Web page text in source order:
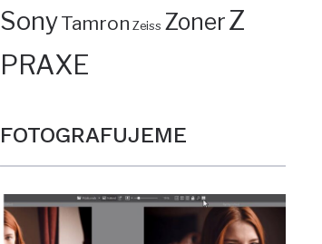
SonyTamron Zeiss ZonerZ
PRAXE
FOTOGRAFUJEME